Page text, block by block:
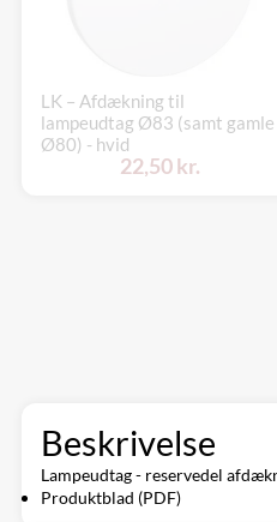
LK – Afdækning til
lampeudtag Ø83 (samt gamle
Ø80) - hvid
22,50 kr.
Beskrivelse
Lampeudtag - reservedel
Produktblad (PDF)